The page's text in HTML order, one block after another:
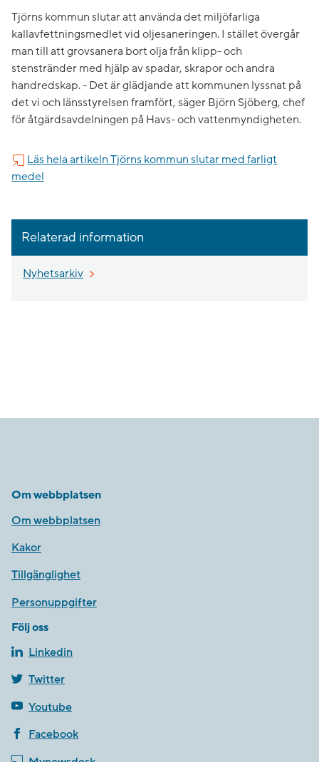
Tjörns kommun slutar att använda det miljöfarliga
kallavfettningsmedlet vid oljesaneringen. I stället övergår
man till att grovsanera bort olja från klipp- och
stenstränder med hjälp av spadar, skrapor och andra
handredskap. - Det är glädjande att kommunen lyssnat på
det vi och länsstyrelsen framfört, säger Björn Sjöberg, chef
för åtgärdsavdelningen på Havs- och vattenmyndigheten.
Läs hela artikeln Tjörns kommun slutar med farligt
medel
Relaterad information
Nyhetsarkiv
Om webbplatsen
Om webbplatsen
Kakor
Tillgänglighet
Personuppgifter
Följ oss
Linkedin
Twitter
Youtube
Facebook